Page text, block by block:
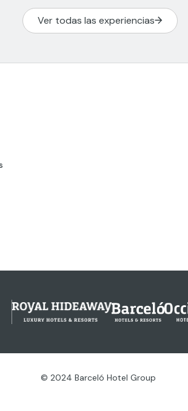
Ver todas las experiencias
© 2024 Barceló Hotel Group